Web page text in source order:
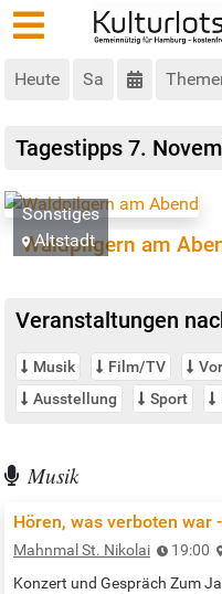
Heute Sa
Tagestipps 7.
Waldpilgern am
Sonstiges
Altstadt
Veranstaltungen
Musik Film/TV
Ausstellung
Sport
Musik
Hören, was verboten war
Mahnmal St. Nikolai 19:00
Konzert und Gespräch Zum